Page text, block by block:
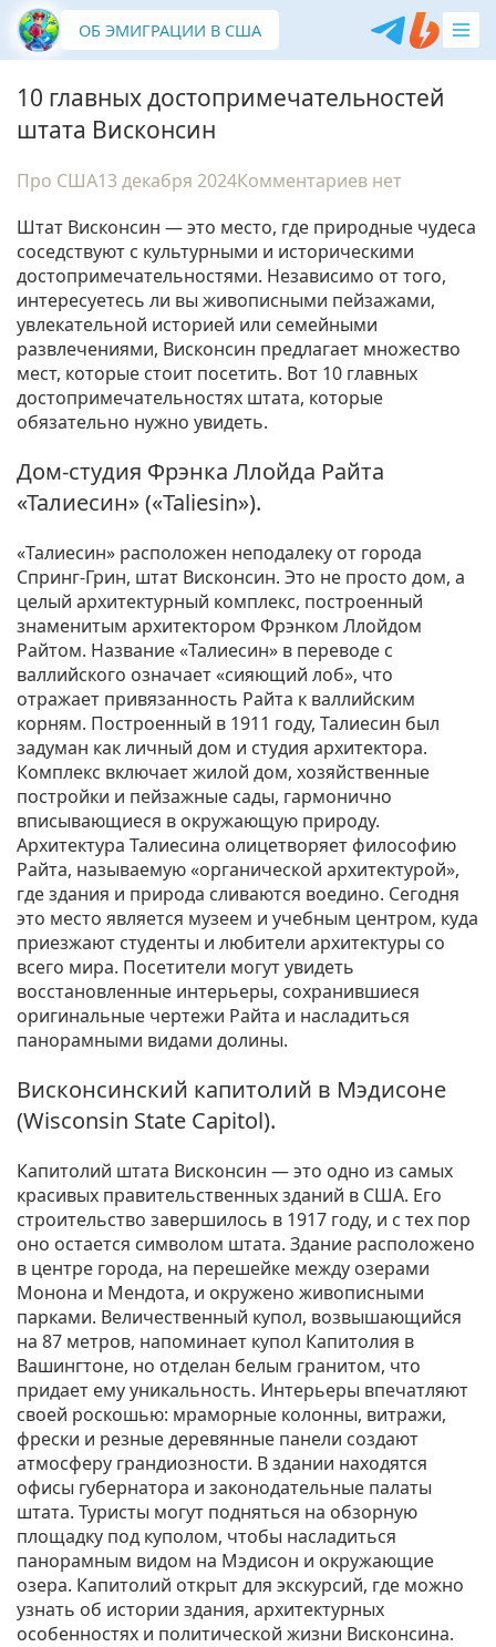
ОБ ЭМИГРАЦИИ В США
10 главных достопримечательностей
штата Висконсин
Про США13 декабря 2024Комментариев нет
Штат Висконсин — это место, где природные чудеса
соседствуют с культурными и историческими
достопримечательностями. Независимо от того,
интересуетесь ли вы живописными пейзажами,
увлекательной историей или семейными
развлечениями, Висконсин предлагает множество
мест, которые стоит посетить. Вот 10 главных
достопримечательностях штата, которые
обязательно нужно увидеть.
Дом-студия Фрэнка Ллойда Райта
«Талиесин» («Taliesin»).
«Талиесин» расположен неподалеку от города
Спринг-Грин, штат Висконсин. Это не просто дом, а
целый архитектурный комплекс, построенный
знаменитым архитектором Фрэнком Ллойдом
Райтом. Название «Талиесин» в переводе с
валлийского означает «сияющий лоб», что
отражает привязанность Райта к валлийским
корням. Построенный в 1911 году, Талиесин был
задуман как личный дом и студия архитектора.
Комплекс включает жилой дом, хозяйственные
постройки и пейзажные сады, гармонично
вписывающиеся в окружающую природу.
Архитектура Талиесина олицетворяет философию
Райта, называемую «органической архитектурой»,
где здания и природа сливаются воедино. Сегодня
это место является музеем и учебным центром, куда
приезжают студенты и любители архитектуры со
всего мира. Посетители могут увидеть
восстановленные интерьеры, сохранившиеся
оригинальные чертежи Райта и насладиться
панорамными видами долины.
Висконсинский капитолий в Мэдисоне
(Wisconsin State Capitol).
Капитолий штата Висконсин — это одно из самых
красивых правительственных зданий в США. Его
строительство завершилось в 1917 году, и с тех пор
оно остается символом штата. Здание расположено
в центре города, на перешейке между озерами
Монона и Мендота, и окружено живописными
парками. Величественный купол, возвышающийся
на 87 метров, напоминает купол Капитолия в
Вашингтоне, но отделан белым гранитом, что
придает ему уникальность. Интерьеры впечатляют
своей роскошью: мраморные колонны, витражи,
фрески и резные деревянные панели создают
атмосферу грандиозности. В здании находятся
офисы губернатора и законодательные палаты
штата. Туристы могут подняться на обзорную
площадку под куполом, чтобы насладиться
панорамным видом на Мэдисон и окружающие
озера. Капитолий открыт для экскурсий, где можно
узнать об истории здания, архитектурных
особенностях и политической жизни Висконсина.